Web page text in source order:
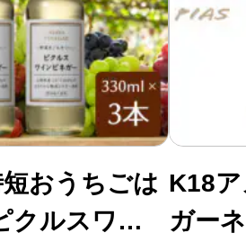
たり診断
営サイト特集
バイブルとは
短おうちごは
クルスワイ
K18
ガー